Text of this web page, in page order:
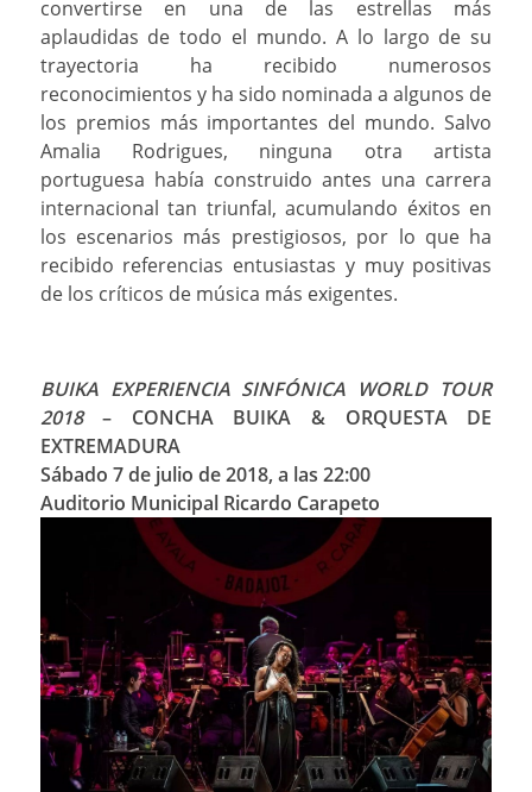
convertirse en una de las estrellas más
aplaudidas de todo el mundo. A lo largo de su
trayectoria ha recibido numerosos
reconocimientos y ha sido nominada a algunos de
los premios más importantes del mundo. Salvo
Amalia Rodrigues, ninguna otra artista
portuguesa había construido antes una carrera
internacional tan triunfal, acumulando éxitos en
los escenarios más prestigiosos, por lo que ha
recibido referencias entusiastas y muy positivas
de los críticos de música más exigentes.
BUIKA EXPERIENCIA SINFÓNICA WORLD TOUR
2018
– CONCHA BUIKA & ORQUESTA DE
EXTREMADURA
Sábado 7 de julio de 2018, a las 22:00
Auditorio Municipal Ricardo Carapeto